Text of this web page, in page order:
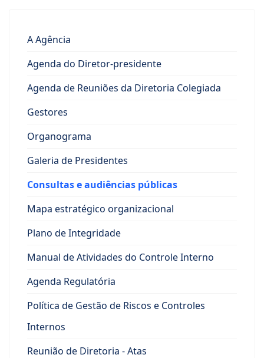
A Agência
Agenda do Diretor-presidente
Agenda de Reuniões da Diretoria Colegiada
Gestores
Organograma
Galeria de Presidentes
Consultas e audiências públicas
Mapa estratégico organizacional
Plano de Integridade
Manual de Atividades do Controle Interno
Agenda Regulatória
Política de Gestão de Riscos e Controles
Internos
Reunião de Diretoria - Atas